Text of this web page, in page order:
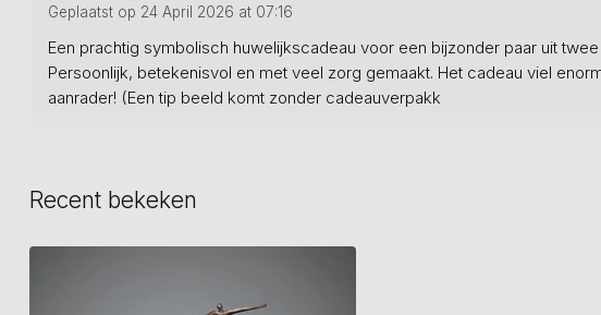
Geplaatst op 24 April 2026 at 07:16
Een prachtig symbolisch huwelijkscadeau voor een bijzonder paar uit
Persoonlijk, betekenisvol en met veel zorg gemaakt. Het cadeau viel
aanrader! (Een tip beeld komt zonder cadeauverpakk
Recent bekeken